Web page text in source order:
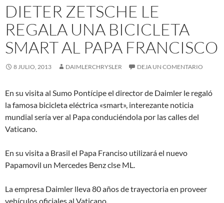
DIETER ZETSCHE LE
REGALA UNA BICICLETA
SMART AL PAPA FRANCISCO
8 JULIO, 2013 DAIMLERCHRYSLER DEJA UN COMENTARIO
En su visita al Sumo Pontícipe el director de Daimler le regaló
la famosa bicicleta eléctrica «smart», interezante noticia
mundial sería ver al Papa conduciéndola por las calles del
Vaticano.
En su visita a Brasil el Papa Franciso utilizará el nuevo
Papamovil un Mercedes Benz clse ML.
La empresa Daimler lleva 80 años de trayectoria en proveer
vehículos oficiales al Vaticano.